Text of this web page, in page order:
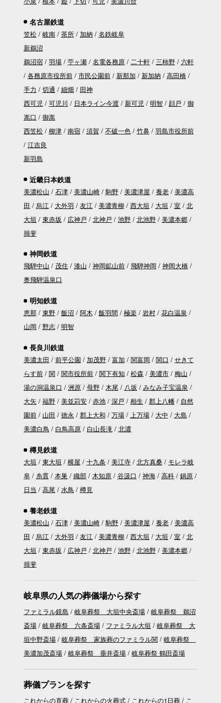
名古屋鉄道
笠松 岐南 茶所 加納
名鉄岐阜
新鵜沼
鵜沼宿
羽場 苧ヶ瀬 名電各務原 二十軒 三柿野
六軒
各務原市役所前
市民公園前 新那加 新加納
高田橋
手力
切通 細畑
田神
西可児
可児川 日本ライン今渡 新可児 明智 顔戸
御
嵩口
御嵩
西笠松
柳津 南宿 須賀 不破一色 竹鼻
羽島市役所前
江吉良
新羽島
近畿日本鉄道
美濃松山 石津 美濃山崎 駒野 美濃津屋 養老
美濃高
田
烏江 大外羽 友江 美濃青柳 西大垣 大垣 室
北
大垣
東赤坂 広神戸 北神戸 池野 北池野
美濃本郷
揖斐
神岡鉄道
飛騨中山 茂住 漆山 神岡鉱山前 飛騨神岡
神岡大橋
奥飛騨温泉口
明知鉄道
恵那 東野 飯沼 阿木 飯羽間 極楽 岩村
花白温泉
山岡
野志 明智
長良川鉄道
美濃太田 前平公園 加茂野 富加 関富岡 関口
せきて
らす前
関 関市役所前 関下有知 松森 美濃市
梅山
湯の洞温泉口
洲原 母野 木尾 八坂
みなみ子宝温泉
大矢
福野 美並苅安 赤池 深戸 相生 郡上八幡
自然
園前
山田 徳永 郡上大和 万場 上万場 大中
大島
美濃白鳥
白鳥高原 白山長滝 北濃
樽見鉄道
大垣 東大垣 横屋 十九条 美江寺 北方真桑
モレラ岐
阜
糸貫 本巣 織部 木知原 谷汲口 神海 高科
鍋原
日当
高尾 水鳥 樽見
養老鉄道
美濃松山 石津 美濃山崎 駒野 美濃津屋 養老
美濃高
田
烏江 大外羽 友江 美濃青柳 西大垣 大垣 室
北
大垣
東赤坂 広神戸 北神戸 池野 北池野
美濃本郷
揖斐
岐阜県の人気の葬儀場から探す
ファミラル鏡島 岐阜葬祭 大垣中央斎場
岐阜葬祭 鵜沼
斎場
岐阜葬祭 六条斎場 ファミラル大垣
岐阜葬祭 大
垣中野斎場
岐阜葬祭 家族葬のファミラル関
岐阜葬祭
美濃加茂斎場
岐阜葬祭 垂井斎場 岐阜葬祭 鶴田斎場
葬儀プランを探す
これからの直葬 これからの火葬式 これからの1日葬 こ